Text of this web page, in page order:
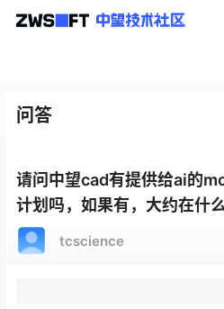
问答
请问中望cad有提供给ai的
计划吗，如果有，大约在什
tcscience